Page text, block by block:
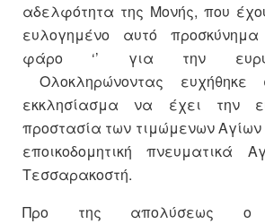
αδελφότητα της Μονής, που
ευλογημένο αυτό προσκύνημα
φάρο ‘’ για την
Ολοκληρώνοντας ευχήθηκε
εκκλησίασμα να έχει την
προστασία των τιμώμενων Αγίων
εποικοδομητική πνευματικά
Τεσσαρακοστή.
Προ της απολύσεως ο